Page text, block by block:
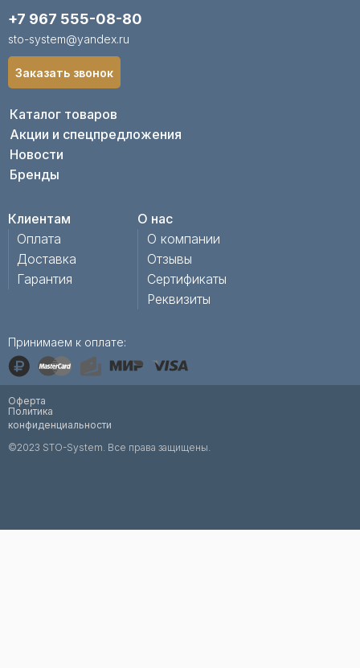
Каталог товаров
Акции и спецпредложения
Новости
Бренды
Клиентам
Оплата
Доставка
Гарантия
О нас
О компании
Отзывы
Сертификаты
Реквизиты
+7 967 555-08-80
sto-system@yandex.ru
Принимаем к оплате:
Заказать звонок
©2023 STO-System. Все права защищены.
Политика
конфиденциальности
Оферта